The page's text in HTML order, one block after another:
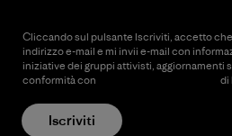
Cliccando sul pulsante Iscriviti, accetto
indirizzo e-mail e mi invii e-mail con
iniziative dei gruppi attivisti, aggiornamenti
conformità con
di
Iscriviti